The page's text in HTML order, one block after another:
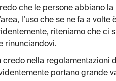
che le persone abbiano
l’uso che se ne fa a
riteniamo che ci
rinunciandovi.
credo nella regolamentazioni
portano grande